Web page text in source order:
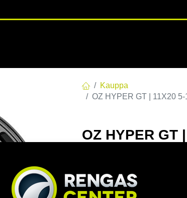
Kauppa
OZ HYPER GT | 11X20
OZ HYPER GT
EAN: 8027529133967
Tällä tuotteella ei ole